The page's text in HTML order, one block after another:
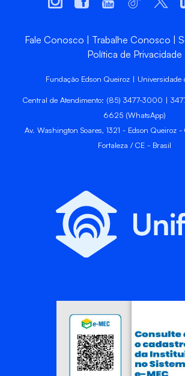
Fale Conosco Trabalhe Conosco
Política de Privacidade
Fundação Edson Queiroz | Universidade
Central de Atendimento: (85) 3477-3000 |
6625 (WhatsApp)
Av. Washington Soares, 1321 - Edson Queiroz
Fortaleza / CE - Brasil